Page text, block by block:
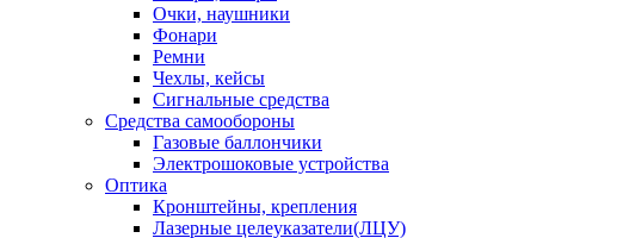
Очки, наушники
Фонари
Ремни
Чехлы, кейсы
Сигнальные средства
Средства самообороны
Газовые баллончики
Электрошоковые устройства
Оптика
Кронштейны, крепления
Лазерные целеуказатели(ЛЦУ)